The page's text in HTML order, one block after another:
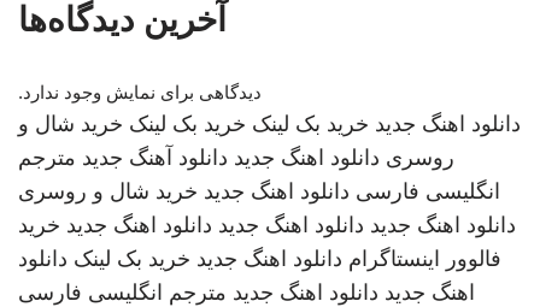
آخرین دیدگاه‌ها
دیدگاهی برای نمایش وجود ندارد.
دانلود اهنگ جدید خرید بک لینک خرید بک لینک خرید شال و
روسری دانلود اهنگ جدید دانلود آهنگ جدید مترجم
انگلیسی فارسی دانلود اهنگ جدید خرید شال و روسری
دانلود اهنگ جدید دانلود اهنگ جدید دانلود اهنگ جدید خرید
فالوور اینستاگرام دانلود اهنگ جدید خرید بک لینک دانلود
اهنگ جدید دانلود اهنگ جدید مترجم انگلیسی فارسی